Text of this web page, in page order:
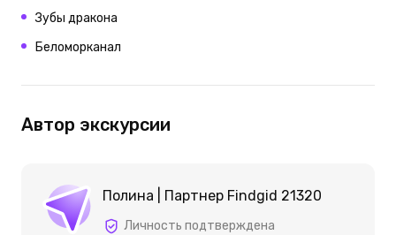
Зубы дракона
Беломорканал
Автор экскурсии
Полина | Партнер Findgid 21320
Личность подтверждена